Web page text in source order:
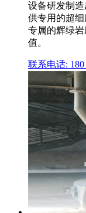
设备研发制
供专用的超
专属的辉绿
值。
联系电话: 180